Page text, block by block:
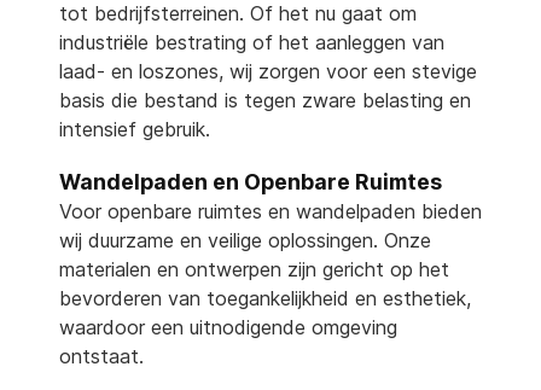
tot bedrijfsterreinen. Of het nu gaat om
industriële bestrating of het aanleggen van
laad- en loszones, wij zorgen voor een stevige
basis die bestand is tegen zware belasting en
intensief gebruik.
Wandelpaden en Openbare Ruimtes
Voor openbare ruimtes en wandelpaden bieden
wij duurzame en veilige oplossingen. Onze
materialen en ontwerpen zijn gericht op het
bevorderen van toegankelijkheid en esthetiek,
waardoor een uitnodigende omgeving
ontstaat.